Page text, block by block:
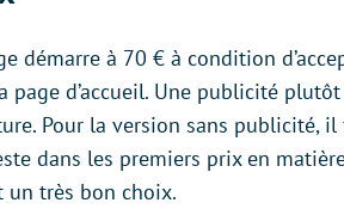
démarre à 70 € à condition
page d’accueil. Une publicité
Pour la version sans publicité,
dans les premiers prix en
un très bon choix.